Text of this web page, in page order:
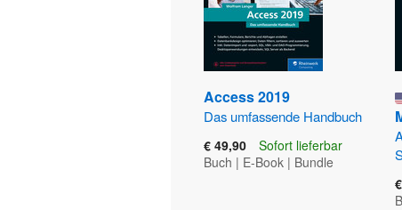
Access 2019
Das umfassende Handbuch
€ 49,90
Sofort lieferbar
Buch | E-Book | Bundle